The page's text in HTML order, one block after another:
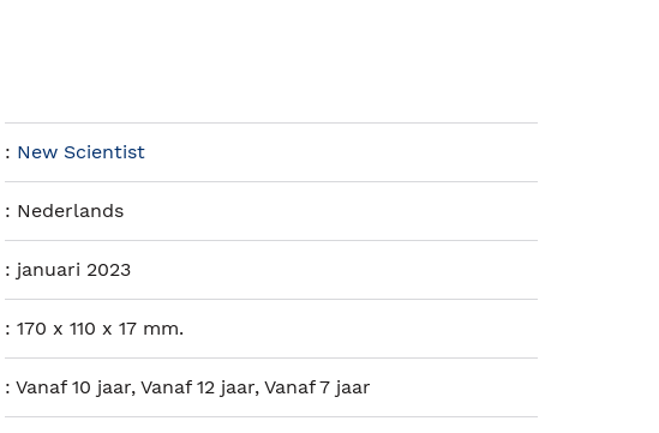
: New Scientist
: Nederlands
: januari 2023
:170 x 110 x 17 mm.
:Vanaf 10 jaar, Vanaf 12 jaar, Vanaf 7 jaar